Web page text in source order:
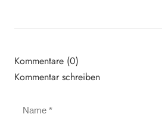
Kommentare (0)
Kommentar schreiben